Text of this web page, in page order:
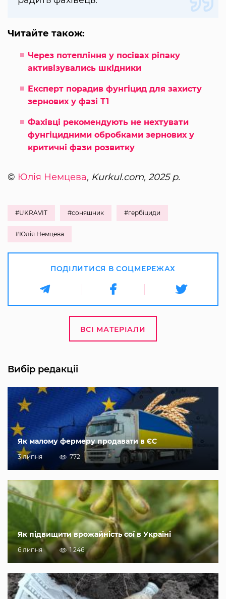
Читайте також:
Через потепління у посівах ріпаку
активізувались шкідники
Експерт порадив фунгіцид для захисту
зернових у фазі Т1
Фахівці рекомендують не нехтувати
фунгіцидними обробками зернових у
критичні фази розвитку
© Юлія Немцева, Kurkul.com, 2025 р.
#UKRAVIT #соняшник #гербіциди
#Юлія Немцева
ПОДІЛИТИСЯ В СОЦМЕРЕЖАХ
ВСІ МАТЕРІАЛИ
Вибір редакції
Як малому фермеру продавати в ЄС
3 липня 772
Як підвищити врожайність сої в Україні
6 липня 1 246